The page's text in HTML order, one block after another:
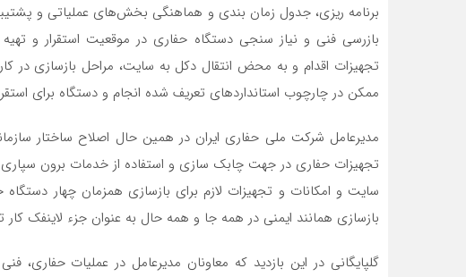
برنامه ریزی، جدول زمان بندی و هماهنگی بخش‌های عملیاتی و
بازرسی فنی و نیاز سنجی دستگاه حفاری در موقعیت استقرار و
تجهیزات اقدام و به محض انتقال دکل به سایت، مراحل بازسازی در
ممکن در چارچوب استاندارد‌های تعریف شده انجام و دستگاه برای
مدیرعامل شرکت ملی حفاری ایران در همین حال اصلاح ساختار
سایت و امکانات و تجهیزات لازم برای بازسازی همزمان چهار
بازسازی همانند ایمنی در همه جا و همه حال به عنوان جزء لاینفک کار
گلپایگانی در این بازدید که معاونان مدیرعامل در عملیات